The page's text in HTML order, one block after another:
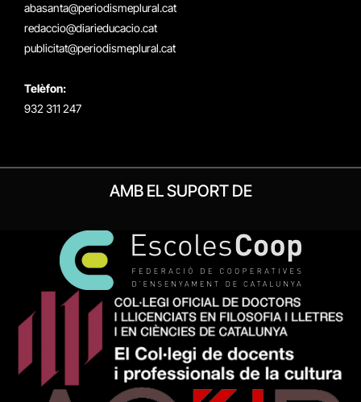
abasanta@periodismeplural.cat
redaccio@diarieducacio.cat
publicitat@periodismeplural.cat
Telèfon:
932 311 247
AMB EL SUPORT DE